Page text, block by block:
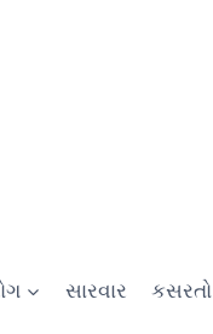
સારવાર કસરતો